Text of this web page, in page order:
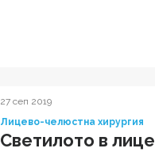
27 сеп 2019
Лицево-челюстна хирургия
Светилото в